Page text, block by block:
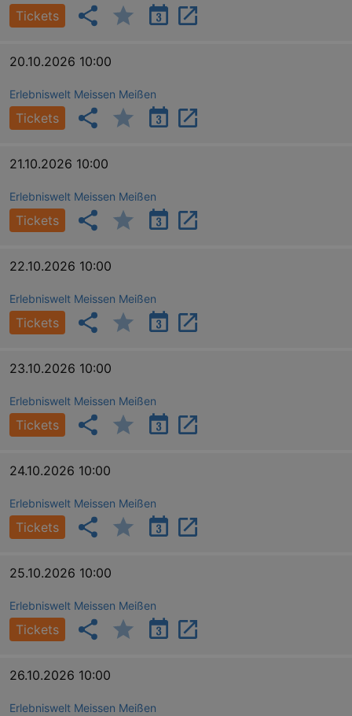
Tickets
20.10.2026 10:00
Erlebniswelt Meissen Meißen
Tickets
21.10.2026 10:00
Erlebniswelt Meissen Meißen
Tickets
22.10.2026 10:00
Erlebniswelt Meissen Meißen
Tickets
23.10.2026 10:00
Erlebniswelt Meissen Meißen
Tickets
24.10.2026 10:00
Erlebniswelt Meissen Meißen
Tickets
25.10.2026 10:00
Erlebniswelt Meissen Meißen
Tickets
26.10.2026 10:00
Erlebniswelt Meissen Meißen
PHPSESSID